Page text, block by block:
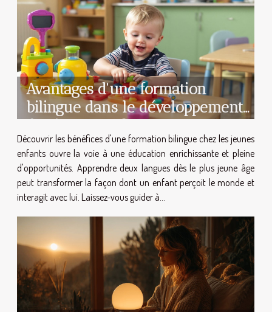
Avantages d'une formation
bilingue dans le développement
des jeunes enfants
Découvrir les bénéfices d'une formation bilingue chez les jeunes
enfants ouvre la voie à une éducation enrichissante et pleine
d'opportunités. Apprendre deux langues dès le plus jeune âge
peut transformer la façon dont un enfant perçoit le monde et
interagit avec lui. Laissez-vous guider à...